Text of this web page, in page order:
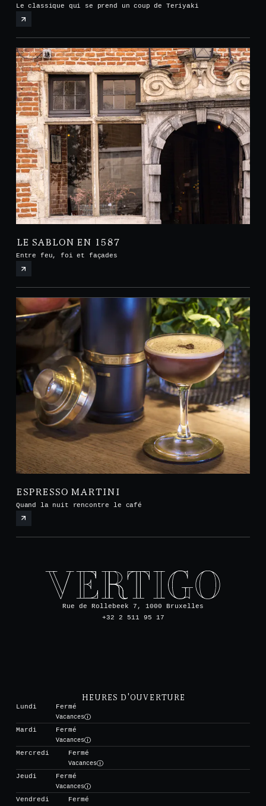
Le classique qui se prend un coup de Teriyaki
LE SABLON EN 1587
Entre feu, foi et façades
ESPRESSO MARTINI
Quand la nuit rencontre le café
Rue de Rollebeek 7, 1000 Bruxelles
+32 2 511 95 17
HEURES D'OUVERTURE
Lundi
Fermé
Vacances
Mardi
Fermé
Vacances
Mercredi
Fermé
Vacances
Jeudi
Fermé
Vacances
Vendredi
Fermé